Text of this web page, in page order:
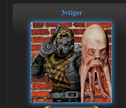
3vtiger